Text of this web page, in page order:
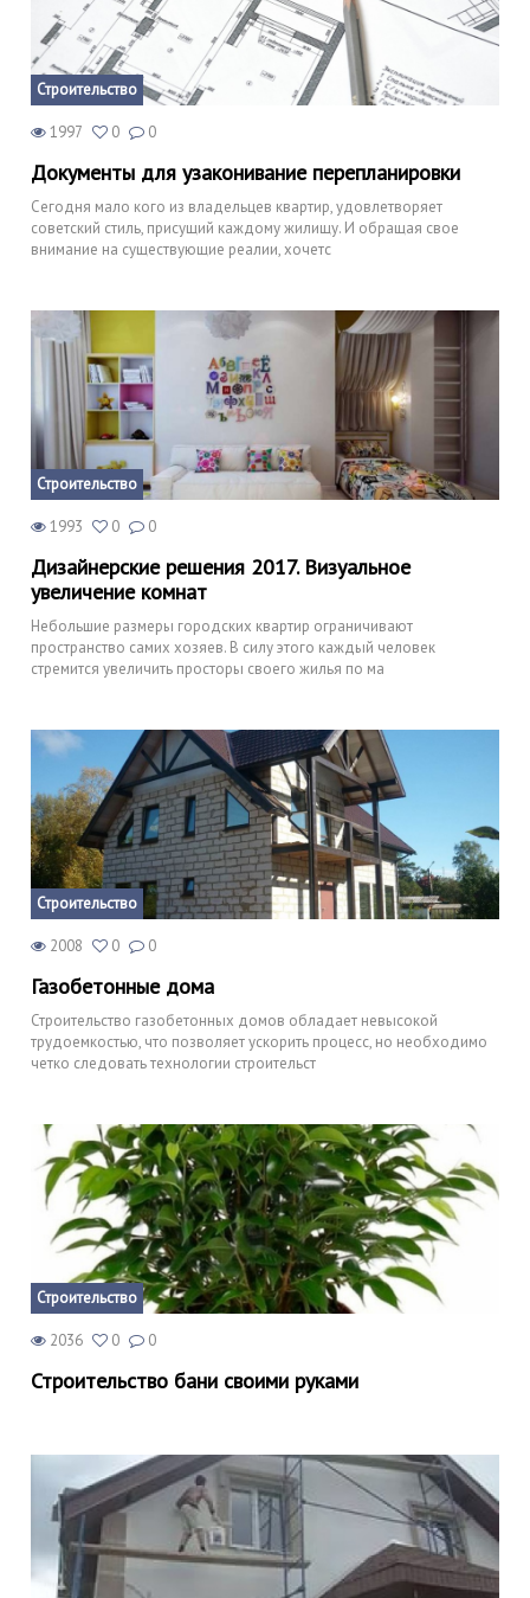
Строительство
1997 0 0
Документы для узаконивание перепланировки
Сегодня мало кого из владельцев квартир, удовлетворяет
советский стиль, присущий каждому жилищу. И обращая свое
внимание на существующие реалии, хочетс
Строительство
1993 0 0
Дизайнерские решения 2017. Визуальное
увеличение комнат
Небольшие размеры городских квартир ограничивают
пространство самих хозяев. В силу этого каждый человек
стремится увеличить просторы своего жилья по ма
Строительство
2008 0 0
Газобетонные дома
Строительство газобетонных домов обладает невысокой
трудоемкостью, что позволяет ускорить процесс, но необходимо
четко следовать технологии строительст
Строительство
2036 0 0
Строительство бани своими руками